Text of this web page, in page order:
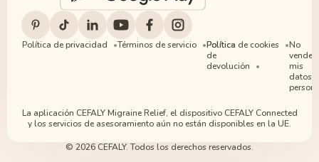
Política de privacidad Términos de servicio
Política
de
devolución
Política de cookies
No
vender
mis
datos
La aplicación CEFALY Migraine Relief, el dispositivo CEFALY Connected
y los servicios de asesoramiento aún no están disponibles en la UE.
© 2026 CEFALY. Todos los derechos reservados.